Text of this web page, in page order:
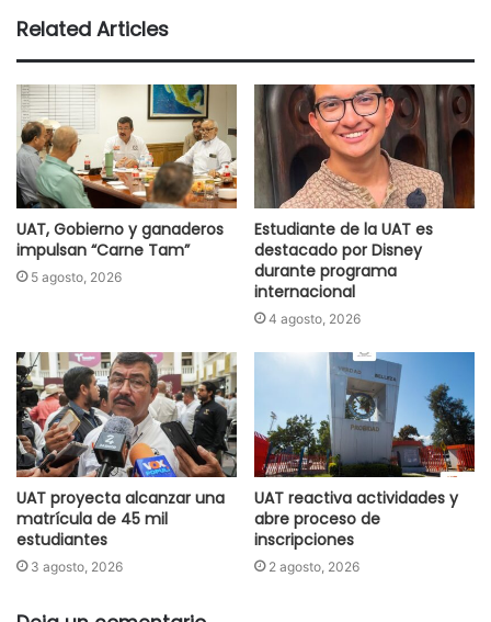
Related Articles
UAT, Gobierno y ganaderos
impulsan “Carne Tam”
5 agosto, 2026
Estudiante de la UAT es
destacado por Disney
durante programa
internacional
4 agosto, 2026
UAT proyecta alcanzar una
matrícula de 45 mil
estudiantes
3 agosto, 2026
UAT reactiva actividades y
abre proceso de
inscripciones
2 agosto, 2026